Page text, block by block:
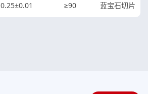
0.25±0.01 ≥90 蓝宝石切片